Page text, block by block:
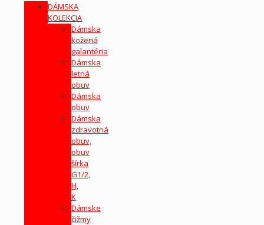
DÁMSKA
KOLEKCIA
Dámska
kožená
galantéria
Dámska
letná
obuv
Dámska
obuv
Dámska
zdravotná
obuv,
obuv
šírka
G1/2,
H,
K
Dámske
čižmy